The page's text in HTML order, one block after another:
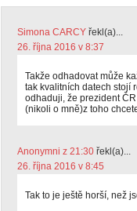
Simona CARCY řekl(a)...
26. října 2016 v 8:37
Takže odhadovat může
tak kvalitních datech stojí
odhaduji, že prezident
(nikoli o mně)z toho
Anonymni z 21:30 řekl(a)...
26. října 2016 v 8:45
Tak to je ještě horší, než